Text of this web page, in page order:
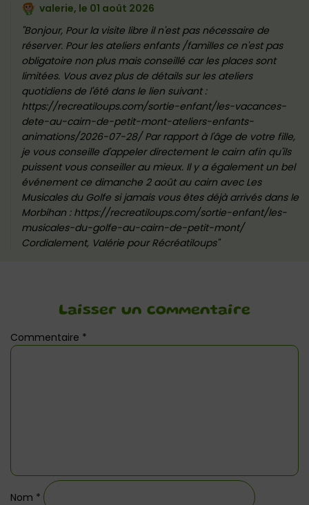
valerie, le 01 août 2026
Bonjour, Pour la visite libre il n'est pas nécessaire de
réserver. Pour les ateliers enfants /familles ce n'est pas
obligatoire non plus mais conseillé car les places sont
limitées. Vous avez plus de détails sur les ateliers
quotidiens de l'été dans le lien suivant :
https://recreatiloups.com/sortie-enfant/les-vacances-
dete-au-cairn-de-petit-mont-ateliers-enfants-
animations/2026-07-28/ Par rapport à l'âge de votre fille,
je vous conseille d'appeler directement le cairn afin qu'ils
puissent vous conseiller au mieux. Il y a également un bel
événement ce dimanche 2 août au cairn avec Les
Musicales du Golfe si jamais vous êtes déjà arrivés dans le
Morbihan : https://recreatiloups.com/sortie-enfant/les-
musicales-du-golfe-au-cairn-de-petit-mont/
Cordialement, Valérie pour Récréatiloups
Laisser un commentaire
Commentaire *
Nom *